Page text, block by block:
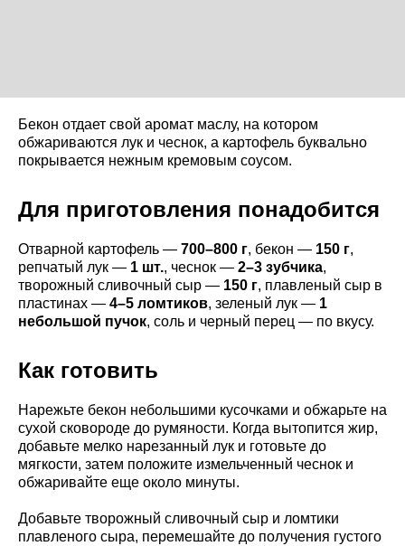
Бекон отдает свой аромат маслу, на котором
обжариваются лук и чеснок, а картофель буквально
покрывается нежным кремовым соусом.
Для приготовления понадобится
Отварной картофель — 700–800 г, бекон — 150 г,
репчатый лук — 1 шт., чеснок — 2–3 зубчика,
творожный сливочный сыр — 150 г, плавленый сыр в
пластинах — 4–5 ломтиков, зеленый лук — 1
небольшой пучок, соль и черный перец — по вкусу.
Как готовить
Нарежьте бекон небольшими кусочками и обжарьте на
сухой сковороде до румяности. Когда вытопится жир,
добавьте мелко нарезанный лук и готовьте до
мягкости, затем положите измельченный чеснок и
обжаривайте еще около минуты.
Добавьте творожный сливочный сыр и ломтики
плавленого сыра, перемешайте до получения густого